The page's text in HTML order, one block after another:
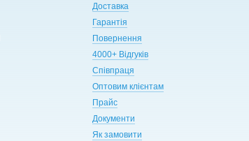
Доставка
Гарантія
Повернення
4000+ Відгуків
Співпраця
Оптовим клієнтам
Прайс
Документи
Як замовити